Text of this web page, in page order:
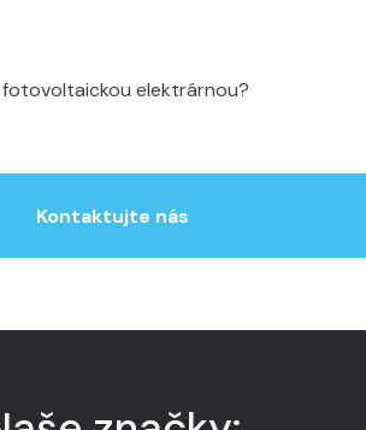
elektrárnou?
Kontaktujte nás